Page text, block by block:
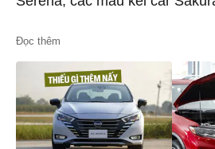
Đọc thêm